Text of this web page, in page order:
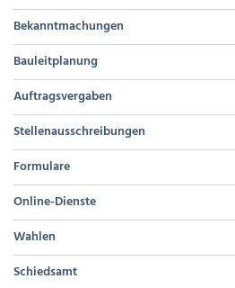
Bekanntmachungen
Bauleitplanung
Auftragsvergaben
Stellenausschreibungen
Formulare
Online-Dienste
Wahlen
Schiedsamt